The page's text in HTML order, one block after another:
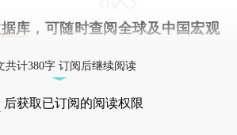
库 ，可随时查阅全球及中国宏观
共计380字 订阅后继续阅读
后获取已订阅的阅读权限